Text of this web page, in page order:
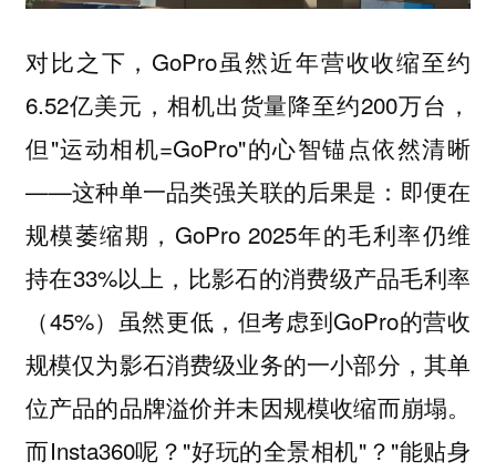
对比之下，GoPro虽然近年营收收缩至约
6.52亿美元，相机出货量降至约200万台，
但"运动相机=GoPro"的心智锚点依然清晰
——这种单一品类强关联的后果是：即便在
规模萎缩期，GoPro 2025年的毛利率仍维
持在33%以上，比影石的消费级产品毛利率
（45%）虽然更低，但考虑到GoPro的营收
规模仅为影石消费级业务的一小部分，其单
位产品的品牌溢价并未因规模收缩而崩塌。
而Insta360呢？"好玩的全景相机"？"能贴身